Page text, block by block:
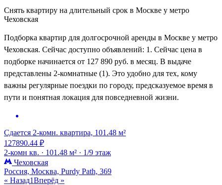
Снять квартиру на длительный срок в Москве у метро
Чеховская
Подборка квартир для долгосрочной аренды в Москве у метро
Чеховская. Сейчас доступно объявлений: 1. Сейчас цена в
подборке начинается от 127 890 руб. в месяц. В выдаче
представлены 2-комнатные (1). Это удобно для тех, кому
важны регулярные поездки по городу, предсказуемое время в
пути и понятная локация для повседневной жизни.
Сдается 2-комн. квартира, 101.48 м²
127890.44 ₽
2-комн кв. · 101.48 м² · 1/9 этаж
Чеховская
Россия, Москва, Purdy Path, 369
« Назад1Вперёд »